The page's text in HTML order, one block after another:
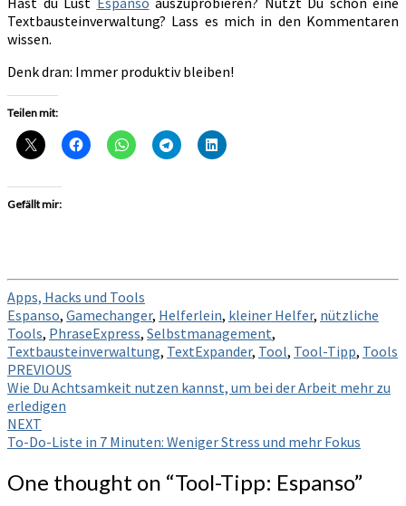
Textbausteinverwaltung? Lass es mich in den Kommentaren
wissen.
Denk dran: Immer produktiv bleiben!
Teilen mit:
Gefällt mir:
Apps, Hacks und Tools
Espanso, Gamechanger, Helferlein, kleiner Helfer, nützliche
Tools, PhraseExpress, Selbstmanagement,
Textbausteinverwaltung, TextExpander, Tool, Tool-Tipp, Tools
Post
navigation
PREVIOUS
Wie Du Achtsamkeit nutzen kannst, um bei der Arbeit mehr zu
erledigen
NEXT
To-Do-Liste in 7 Minuten: Weniger Stress und mehr Fokus
One thought on “Tool-Tipp: Espanso”